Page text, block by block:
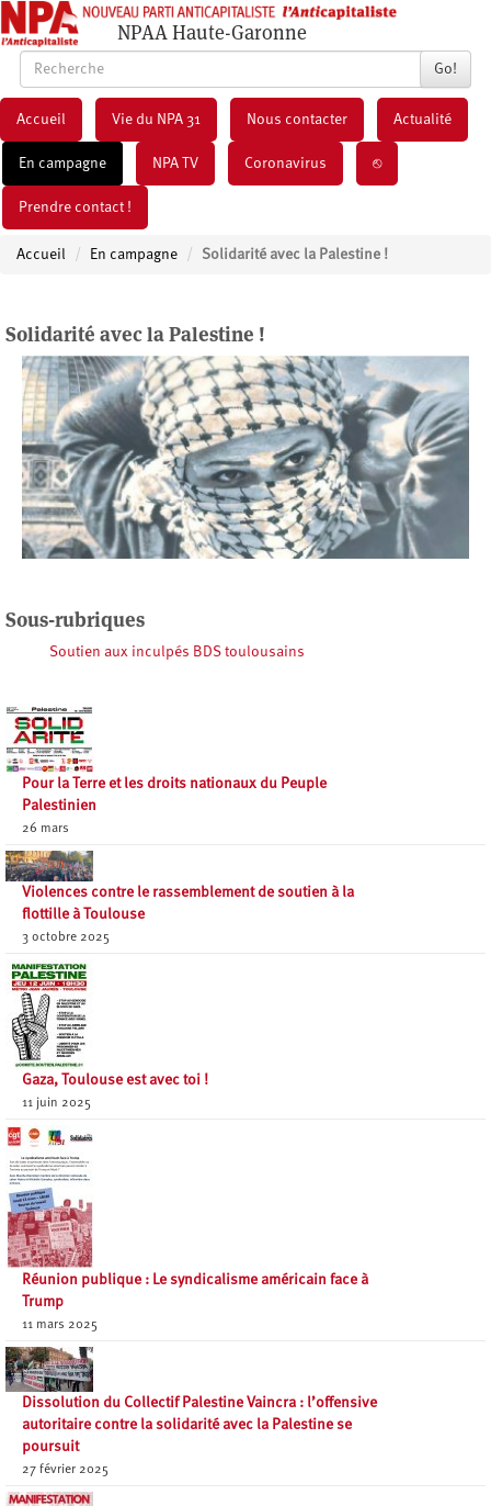
NPAA Haute-Garonne
Go!
Accueil Vie du NPA 31 Nous contacter Actualité
En campagne NPA TV Coronavirus ⎋
Prendre contact !
Accueil En campagne Solidarité avec la Palestine !
Solidarité avec la Palestine !
Sous-rubriques
Soutien aux inculpés BDS toulousains
Pour la Terre et les droits nationaux du Peuple
Palestinien
26 mars
Violences contre le rassemblement de soutien à la
flottille à Toulouse
3 octobre 2025
Gaza, Toulouse est avec toi !
11 juin 2025
Réunion publique : Le syndicalisme américain face à
Trump
11 mars 2025
Dissolution du Collectif Palestine Vaincra : l’offensive
autoritaire contre la solidarité avec la Palestine se
poursuit
27 février 2025